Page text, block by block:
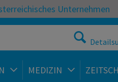
Unternehmen
MEDIZIN